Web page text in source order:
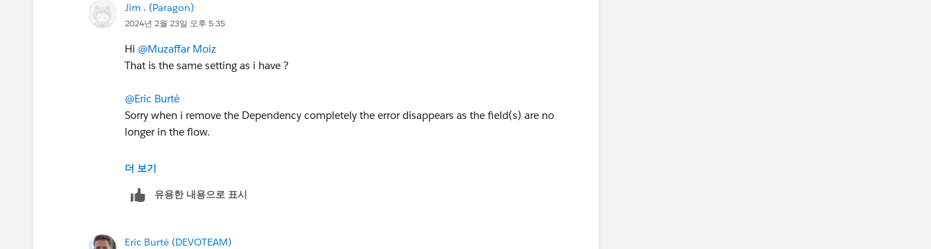
Jim . (Paragon)
2024년 2월 23일 오후 5:35
Hi @Muzaffar Moiz
That is the same setting as i have ?
@Eric Burté
Sorry when i remove the Dependency completely the error disappears as the field(s) are no
longer in the flow.
더 보기
유용한 내용으로 표시
Eric Burté (DEVOTEAM)